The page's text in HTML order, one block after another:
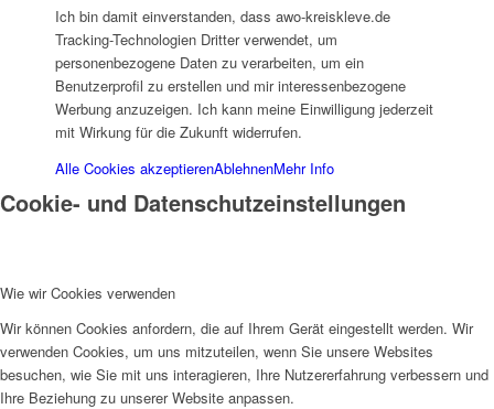
Projekte & Aktionen
AG Wohlfahrt im Kreis Kleve
Ich bin damit einverstanden, dass awo-kreiskleve.de
Tracking-Technologien Dritter verwendet, um
personenbezogene Daten zu verarbeiten, um ein
Benutzerprofil zu erstellen und mir interessenbezogene
Werbung anzuzeigen. Ich kann meine Einwilligung jederzeit
mit Wirkung für die Zukunft widerrufen.
Alle Cookies akzeptierenAblehnenMehr Info
Cookie- und Datenschutzeinstellungen
Wie wir Cookies verwenden
Wir können Cookies anfordern, die auf Ihrem Gerät eingestellt werden. Wir
verwenden Cookies, um uns mitzuteilen, wenn Sie unsere Websites
besuchen, wie Sie mit uns interagieren, Ihre Nutzererfahrung verbessern und
Ihre Beziehung zu unserer Website anpassen.